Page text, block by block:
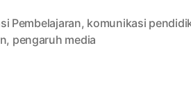
Pembelajaran, komunikasi
, pengaruh media